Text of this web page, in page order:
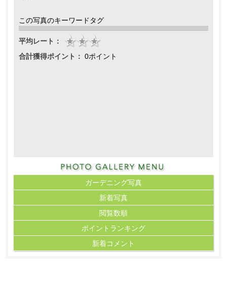
この写真のキーワードタグ
平均レート：
合計獲得ポイント： 0ポイント
ガーデニング写真
新着写真
閲覧数順
ポイント ランキング
新着コメント